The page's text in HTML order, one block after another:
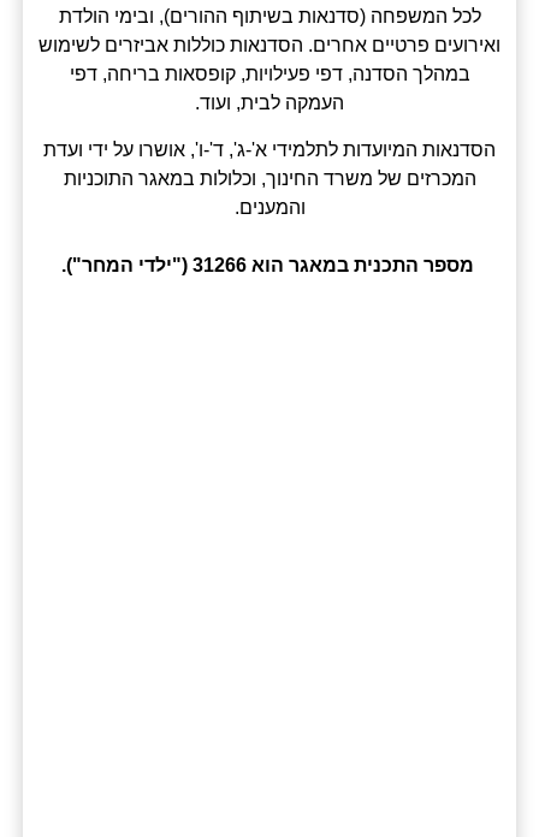
לכל המשפחה (סדנאות בשיתוף ההורים), ובימי הולדת
ואירועים פרטיים אחרים. הסדנאות כוללות אביזרים לשימוש
במהלך הסדנה, דפי פעילויות, קופסאות בריחה, דפי
העמקה לבית, ועוד.
הסדנאות המיועדות לתלמידי א'-ג', ד'-ו', אושרו על ידי ועדת
המכרזים של משרד החינוך, וכלולות במאגר התוכניות
והמענים.
מספר התכנית במאגר הוא 31266 ("ילדי המחר").